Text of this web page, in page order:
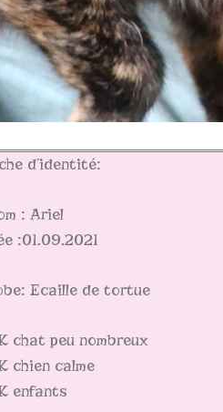
d’identité:
: Ariel
:01.09.2021
Ecaille de tortue
chat peu nombreux
chien calme
enfants